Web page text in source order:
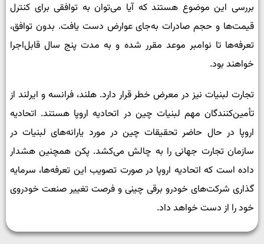
بررسی این موضوع هستند که آیا می‌توان به توافقی برای کنترل
قیمت‌ها و حجم صادرات به‌جای عوارض دست یافت. بدون توافق،
تعرفه‌ها تا نوامبر موعد مقرر شده و به مدت پنج سال قابل‌اجرا
خواهند بود.
تجارت لبنیات نیز در معرض خطر قرار دارد. هلند، فرانسه و ایرلند از
تأمین‌کنندگان مهم لبنیات چین در اتحادیه اروپا هستند. اتحادیه
اروپا در حال حاضر تحقیقات چین در مورد یارانه­‌های لبنیات در
سازمان تجارت جهانی را به چالش می­‌کشد. پکن همچنین هشدار
داده است که اتحادیه اروپا در صورت تصویب این تعرفه‌­ها، سرمایه­‌
گذاری شرکت­‌های خودرو برقی چینی و فرصت تغییر صنعت خودروی
خود را از دست خواهد داد.